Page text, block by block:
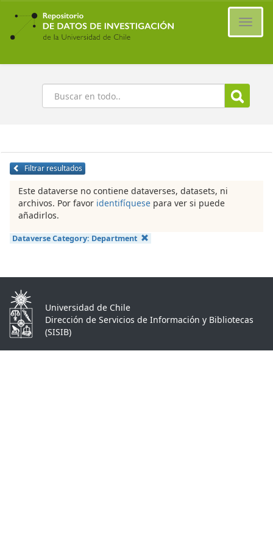
Ir
contenido
principal
Buscar
Filtrar resultados
Este dataverse no contiene dataverses, datasets, ni
archivos. Por favor identifíquese para ver si puede
añadirlos.
Dataverse Category: Department
Universidad de Chile
Dirección de Servicios de Información y Bibliotecas
(SISIB)